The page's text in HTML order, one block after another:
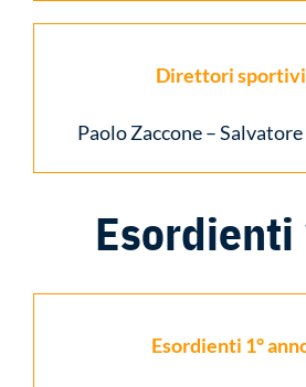
Direttori sportivi
Paolo Zaccone –
Esordienti
Esordienti 1°